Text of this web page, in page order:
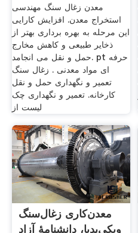
معدن زغال سنگ مهندسی
استخراج معدن. افزایش کارایی
این مرحله به بهره برداری بهتر از
ذخایر طبیعی و کاهش مخارج
حمل و نقل می انجامد. pt حرفه
ای مواد معدنی . زغال سنگ
تعمیر و نگهداری حمل و نقل
کارخانه. تعمیر و نگهداری چک
لیست از
معدن‌کاری زغال‌سنگ
ویکی‌پدیا، دانشنامهٔ آزاد